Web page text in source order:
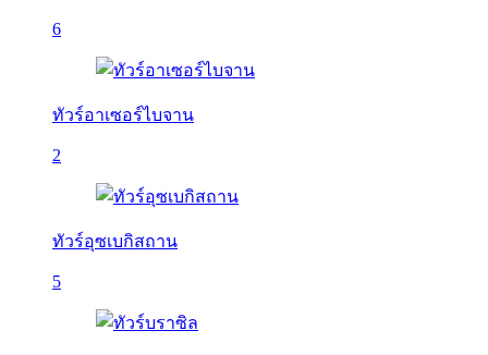
6
ทัวร์อาเซอร์ไบจาน
2
ทัวร์อุซเบกิสถาน
5